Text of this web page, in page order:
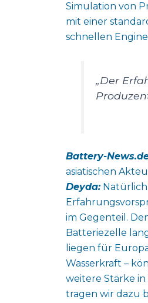
Simulation von
mit einer
schnellen
„Der
Battery-
asiatischen
Deyda:Natürlich
im Gegenteil.
Batteriezelle
liegen für
Wasserkraft –
weitere Stärke
tragen wir dazu